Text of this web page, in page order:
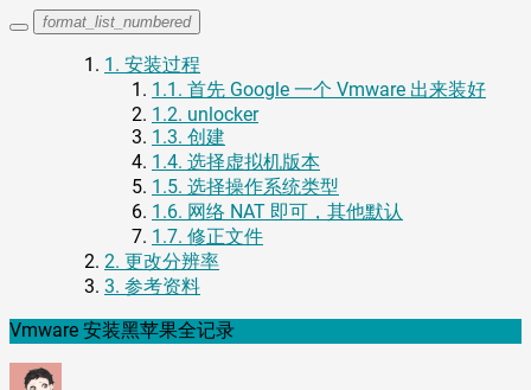
format_list_numbered
1. 安装过程
1.1. 首先 Google 一个 Vmware 出来装好
1.2. unlocker
1.3. 创建
1.4. 选择虚拟机版本
1.5. 选择操作系统类型
1.6. 网络 NAT 即可，其他默认
1.7. 修正文件
2. 更改分辨率
3. 参考资料
Vmware 安装黑苹果全记录